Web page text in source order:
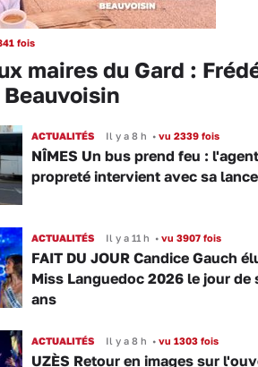
fois
maires du Gard :
Beauvoisin
ACTUALITÉS Il y a 8 h •vu 2339 fois
NÎMES Un bus prend feu :
propreté intervient avec sa lance
ACTUALITÉS Il y a 11 h •vu 3907 fois
FAIT DU JOUR Candice Gauch
Miss Languedoc 2026 le jour de
ans
ACTUALITÉS Il y a 8 h •vu 1303 fois
UZÈS Retour en images sur